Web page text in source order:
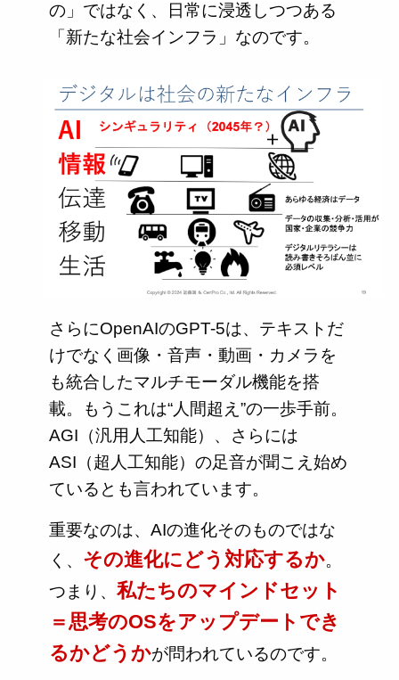
の」ではなく、日常に浸透しつつある
「新たな社会インフラ」なのです。
さらにOpenAIのGPT-5は、テキストだ
けでなく画像・音声・動画・カメラを
も統合したマルチモーダル機能を搭
載。もうこれは“人間超え”の一歩手前。
AGI（汎用人工知能）、さらには
ASI（超人工知能）の足音が聞こえ始め
ているとも言われています。
重要なのは、AIの進化そのものではな
く、 その進化にどう対応するか。
つまり、 私たちのマインドセット
＝思考のOSをアップデートでき
るかどうかが問われているのです。